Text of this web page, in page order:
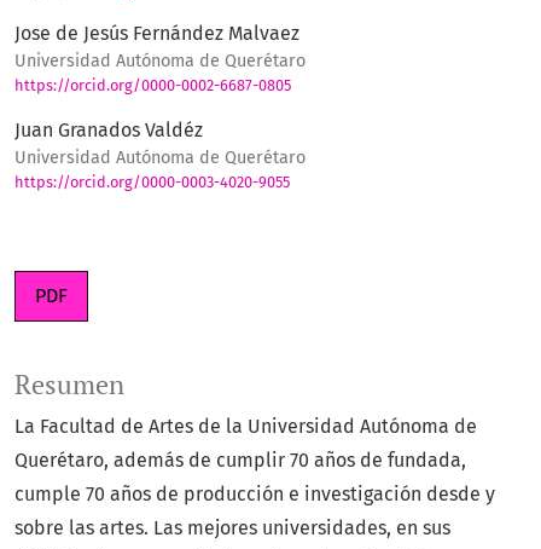
Jose de Jesús Fernández Malvaez
Universidad Autónoma de Querétaro
https://orcid.org/0000-0002-6687-0805
Juan Granados Valdéz
Universidad Autónoma de Querétaro
https://orcid.org/0000-0003-4020-9055
PDF
Resumen
La Facultad de Artes de la Universidad Autónoma de
Querétaro, además de cumplir 70 años de fundada,
cumple 70 años de producción e investigación desde y
sobre las artes. Las mejores universidades, en sus